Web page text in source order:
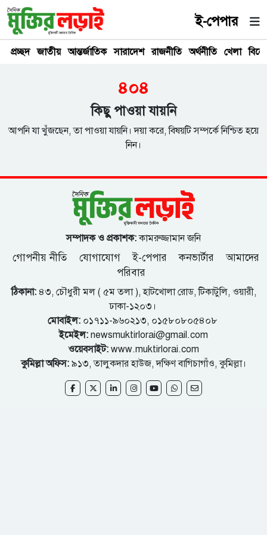
ই-পেপার
প্রচ্ছদ জাতীয় আন্তর্জাতিক সারাদেশ রাজনীতি অর্থনীতি খেলা
৪০৪
কিছু পাওয়া যায়নি
আপনি যা খুঁজছেন, তা পাওয়া যায়নি। দয়া করে, বিষয়টি সম্পর্কে নিশ্চিত হয়ে
নিন।
সম্পাদক ও প্রকাশক:কামরুজ্জামান জনি
গোপনীয় নীতি যোগাযোগ ই-পেপার কনভার্টার
আমাদের
পরিবার
ঠিকানা:৪৩, চৌধুরী মল ( ৫ম তলা ), হাটখোলা রোড, টিকাটুলি, ওয়ারী,
ঢাকা-১২০৩।
মোবাইল:০১৭১১-৯৬০২১৩, ০১৫৮০৮০৫৪০৮
ইমেইল: newsmuktirlorai@gmail.com
ওয়েবসাইট: www.muktirlorai.com
কুমিল্লা অফিস: ৯১৩, তালুকদার হাউজ, দক্ষিণ বাগিচাগাঁও, কুমিল্লা।